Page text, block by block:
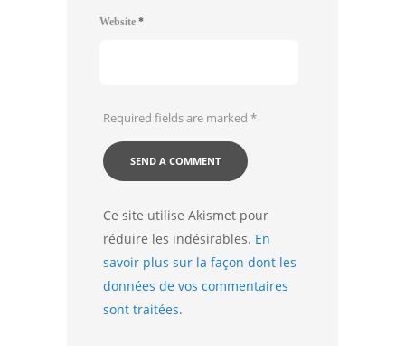
Website *
Required fields are marked *
Ce site utilise Akismet pour
réduire les indésirables. En
savoir plus sur la façon dont les
données de vos commentaires
sont traitées.